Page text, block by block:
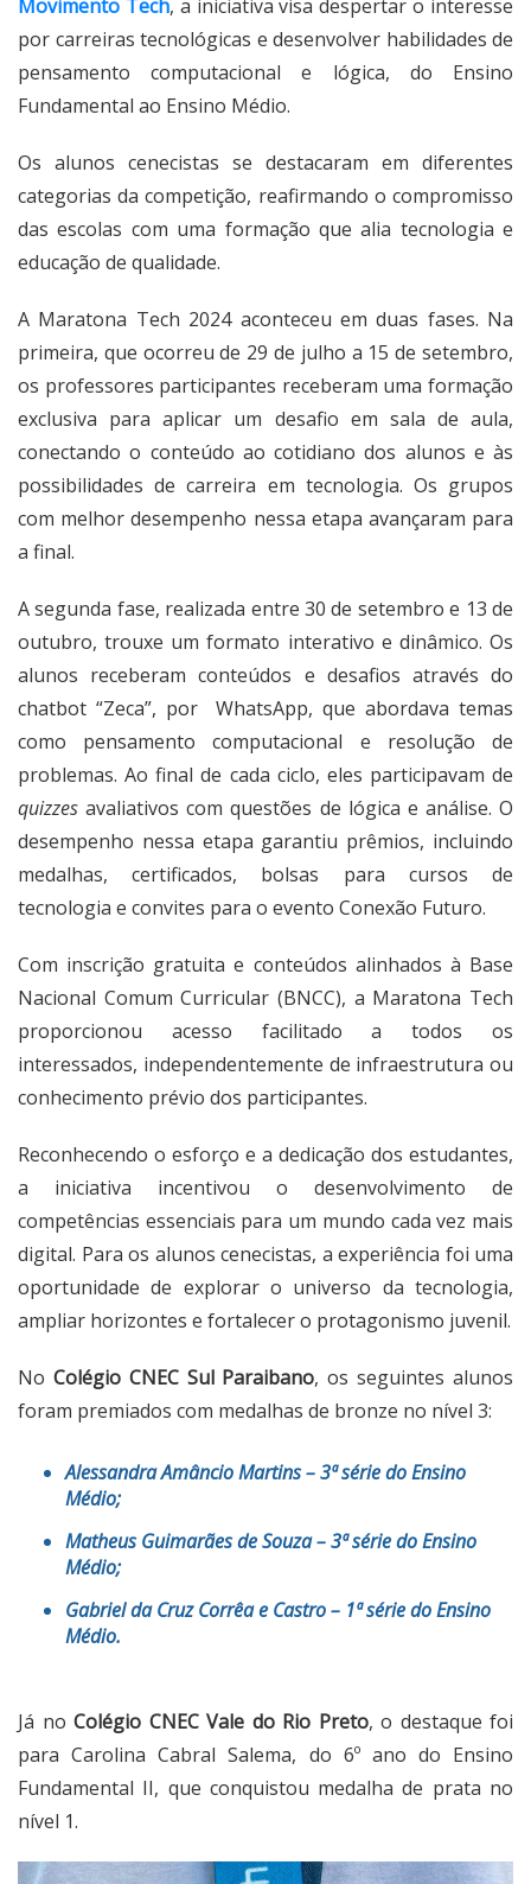
Movimento Tech, a iniciativa visa despertar o interesse
por carreiras tecnológicas e desenvolver habilidades de
pensamento computacional e lógica, do Ensino
Fundamental ao Ensino Médio.
Os alunos cenecistas se destacaram em diferentes
categorias da competição, reafirmando o compromisso
das escolas com uma formação que alia tecnologia e
educação de qualidade.
A Maratona Tech 2024 aconteceu em duas fases. Na
primeira, que ocorreu de 29 de julho a 15 de setembro,
os professores participantes receberam uma formação
exclusiva para aplicar um desafio em sala de aula,
conectando o conteúdo ao cotidiano dos alunos e às
possibilidades de carreira em tecnologia. Os grupos
com melhor desempenho nessa etapa avançaram para
a final.
A segunda fase, realizada entre 30 de setembro e 13 de
outubro, trouxe um formato interativo e dinâmico. Os
alunos receberam conteúdos e desafios através do
chatbot “Zeca”, por WhatsApp, que abordava temas
como pensamento computacional e resolução de
problemas. Ao final de cada ciclo, eles participavam de
quizzes avaliativos com questões de lógica e análise. O
desempenho nessa etapa garantiu prêmios, incluindo
medalhas, certificados, bolsas para cursos de
tecnologia e convites para o evento Conexão Futuro.
Com inscrição gratuita e conteúdos alinhados à Base
Nacional Comum Curricular (BNCC), a Maratona Tech
proporcionou acesso facilitado a todos os
interessados, independentemente de infraestrutura ou
conhecimento prévio dos participantes.
Reconhecendo o esforço e a dedicação dos estudantes,
a iniciativa incentivou o desenvolvimento de
competências essenciais para um mundo cada vez mais
digital. Para os alunos cenecistas, a experiência foi uma
oportunidade de explorar o universo da tecnologia,
ampliar horizontes e fortalecer o protagonismo juvenil.
No Colégio CNEC Sul Paraibano, os seguintes alunos
foram premiados com medalhas de bronze no nível 3:
Alessandra Amâncio Martins – 3ª série do Ensino
Médio;
Matheus Guimarães de Souza – 3ª série do Ensino
Médio;
Gabriel da Cruz Corrêa e Castro – 1ª série do Ensino
Médio.
Já no Colégio CNEC Vale do Rio Preto, o destaque foi
para Carolina Cabral Salema, do 6º ano do Ensino
Fundamental II, que conquistou medalha de prata no
nível 1.